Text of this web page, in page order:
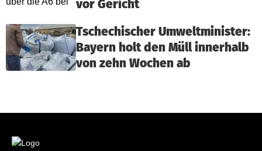
vor Gericht
Tschechischer Umweltminister:
Bayern holt den Müll innerhalb
von zehn Wochen ab